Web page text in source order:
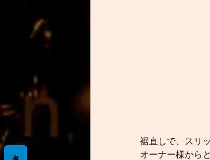
裾直しで、スリ
オーナー様から